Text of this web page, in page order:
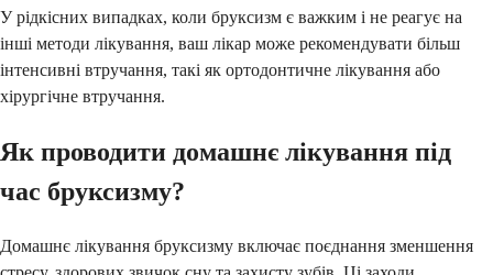
У рідкісних випадках, коли бруксизм є важким і не реагує на
інші методи лікування, ваш лікар може рекомендувати більш
інтенсивні втручання, такі як ортодонтичне лікування або
хірургічне втручання.
Як проводити домашнє лікування під
час бруксизму?
Домашнє лікування бруксизму включає поєднання зменшення